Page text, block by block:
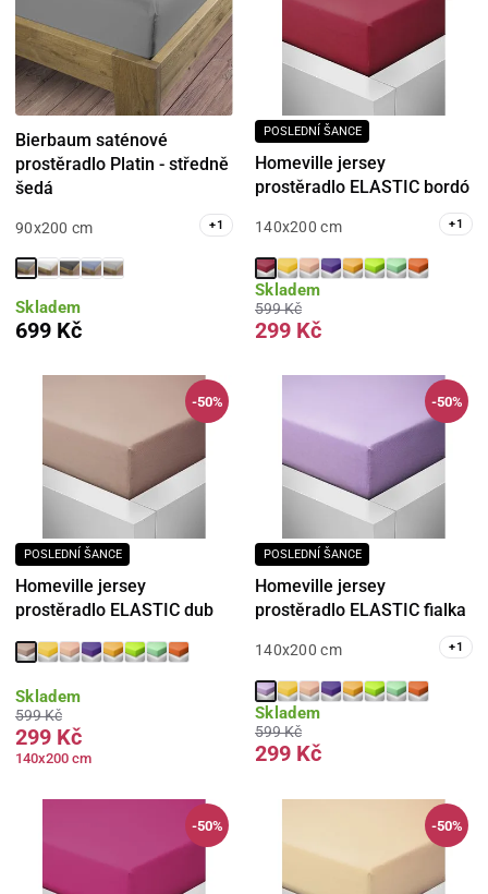
Bierbaum saténové
prostěradlo Platin - středně
šedá
90x200 cm +1
Skladem
699 Kč
POSLEDNÍ ŠANCE
Homeville jersey
prostěradlo ELASTIC bordó
140x200 cm +1
Skladem
599 Kč
299 Kč
-50%
POSLEDNÍ ŠANCE
Homeville jersey
prostěradlo ELASTIC dub
Skladem
599 Kč
299 Kč
140x200 cm
-50%
POSLEDNÍ ŠANCE
Homeville jersey
prostěradlo ELASTIC fialka
140x200 cm +1
Skladem
599 Kč
299 Kč
-50% -50%